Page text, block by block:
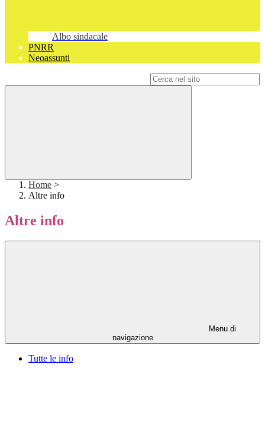
Albo sindacale
PNRR
Neoassunti
Home >
Altre info
Altre info
Menu di
navigazione
Tutte le info